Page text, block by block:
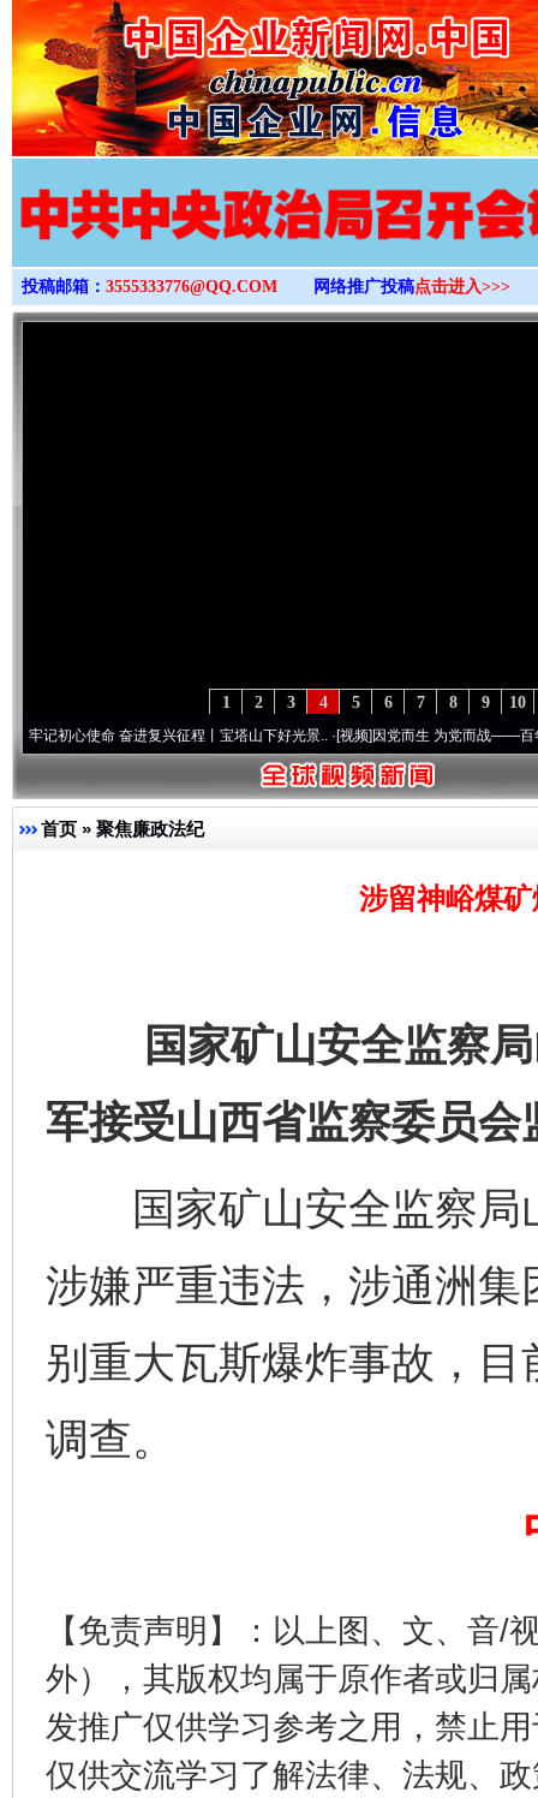
>
投稿邮箱： 3555333776@QQ.COM 网络推广投稿点击进入>>>
10
9
8
7
6
5
4
3
2
1
心使命 奋进复兴征程丨宝塔山下好光景..·[视频]因党而生 为党而战——百年“纪”事⑧
首页 » 聚焦廉政法纪
涉留神峪煤
国家矿山安全监察局
军接受山西省监察委员会
国家矿山安全监察局
涉嫌严重违法，涉通洲集
别重大瓦斯爆炸事故，
调查。
【免责声明】：以上图、文、音/
外），其版权均属于原作者或归
发推广仅供学习参考之用，禁止
仅供交流学习了解法律、法规、
完善运行机制助力责任有效落实